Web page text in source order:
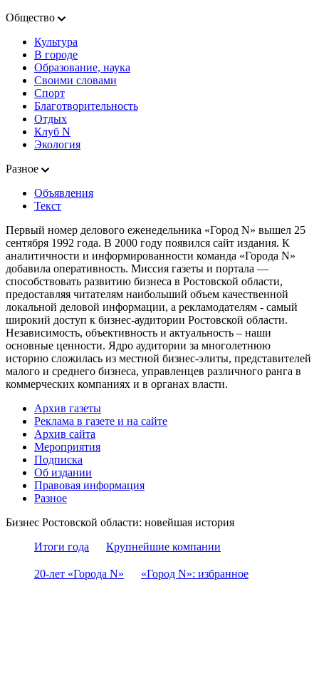
Общество
Культура
В городе
Образование, наука
Своими словами
Спорт
Благотворительность
Отдых
Клуб N
Экология
Разное
Объявления
Текст
Первый номер делового еженедельника «Город N» вышел 25
сентября 1992 года. В 2000 году появился сайт издания. К
аналитичности и информированности команда «Города N»
добавила оперативность. Миссия газеты и портала —
способствовать развитию бизнеса в Ростовской области,
предоставляя читателям наибольший объем качественной
локальной деловой информации, а рекламодателям - самый
широкий доступ к бизнес-аудитории Ростовской области.
Независимость, объективность и актуальность – наши
основные ценности. Ядро аудитории за многолетнюю
историю сложилась из местной бизнес-элиты, представителей
малого и среднего бизнеса, управленцев различного ранга в
коммерческих компаниях и в органах власти.
Архив газеты
Реклама в газете и на сайте
Архив сайта
Мероприятия
Подписка
Об издании
Правовая информация
Разное
Бизнес Ростовской области: новейшая история
Итоги года
Крупнейшие компании
20-лет «Города N» «Город N»: избранное